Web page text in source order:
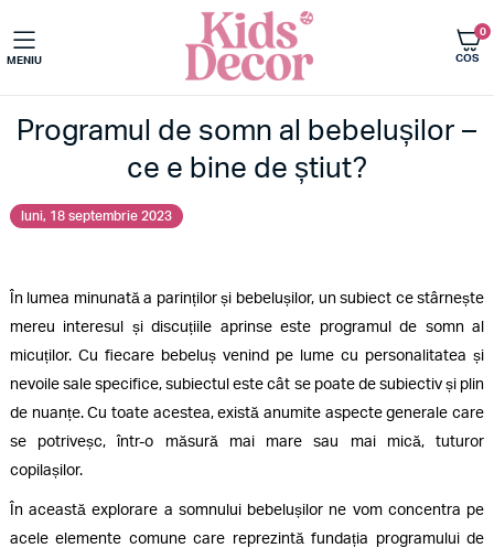
MENIU COS
0
Programul de somn al bebelușilor –
ce e bine de știut?
luni, 18 septembrie 2023
În lumea minunată a parinților și bebelușilor, un subiect ce stârnește
mereu interesul și discuțiile aprinse este programul de somn al
micuților. Cu fiecare bebeluș venind pe lume cu personalitatea și
nevoile sale specifice, subiectul este cât se poate de subiectiv și plin
de nuanțe. Cu toate acestea, există anumite aspecte generale care
se potriveșc, într-o măsură mai mare sau mai mică, tuturor
copilașilor.
În această explorare a somnului bebelușilor ne vom concentra pe
acele elemente comune care reprezintă fundația programului de